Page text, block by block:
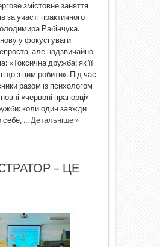
змістовне заняття
за участі практичного
Рабінчука.
у фокусі уваги
але надзвичайно
«Токсична дружба: як її
що з цим робити». Під час
разом із психологом
«червоні прапорці»
коли один завжди
себе, ... Детальніше »
– ЦЕ